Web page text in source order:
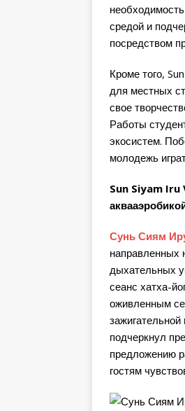
средой и
посредством
Кроме того,
для местных
свое
Работы
экосистем.
молодежь
Sun Siyam Iru
Сунь Сиям
направленных
дыхательных
сеанс хатха-
оживленным
подчеркнул
предложению
гостям